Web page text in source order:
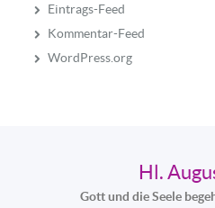
Eintrags-Feed
Kommentar-Feed
WordPress.org
Hl.
Gott und die Seele